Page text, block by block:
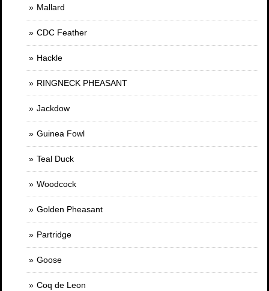
Mallard
CDC Feather
Hackle
RINGNECK PHEASANT
Jackdow
Guinea Fowl
Teal Duck
Woodcock
Golden Pheasant
Partridge
Goose
Coq de Leon